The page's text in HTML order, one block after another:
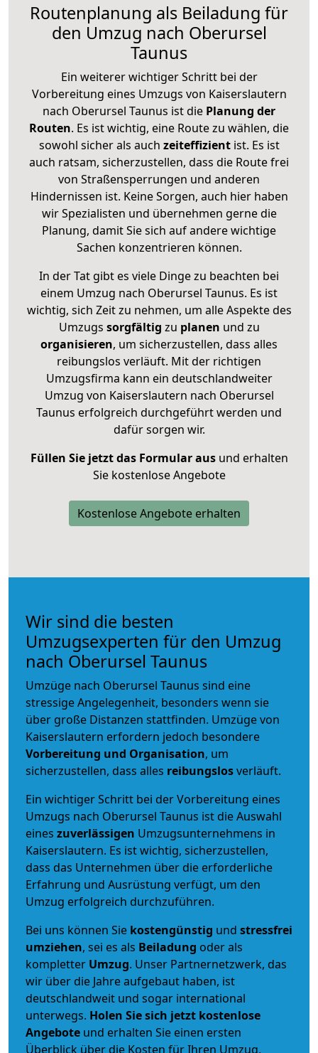
Routenplanung als Beiladung für
den Umzug nach Oberursel
Taunus
Ein weiterer wichtiger Schritt bei der
Vorbereitung eines Umzugs von Kaiserslautern
nach Oberursel Taunus ist die Planung der
Routen. Es ist wichtig, eine Route zu wählen, die
sowohl sicher als auch zeiteffizientist. Es ist
auch ratsam, sicherzustellen, dass die Route frei
von Straßensperrungen und anderen
Hindernissen ist. Keine Sorgen, auch hier haben
wir Spezialisten und übernehmen gerne die
Planung, damit Sie sich auf andere wichtige
Sachen konzentrieren können.
In der Tat gibt es viele Dinge zu beachten bei
einem Umzug nach Oberursel Taunus. Es ist
wichtig, sich Zeit zu nehmen, um alle Aspekte des
Umzugs sorgfältig zu planen und zu
organisieren, um sicherzustellen, dass alles
reibungslos verläuft. Mit der richtigen
Umzugsfirma kann ein deutschlandweiter
Umzug von Kaiserslautern nach Oberursel
Taunus erfolgreich durchgeführt werden und
dafür sorgen wir.
Füllen Sie jetzt das Formular ausund erhalten
Sie kostenlose Angebote
Kostenlose Angebote erhalten
Wir sind die besten
Umzugsexperten für den Umzug
nach Oberursel Taunus
Umzüge nach Oberursel Taunus sind eine
stressige Angelegenheit, besonders wenn sie
über große Distanzen stattfinden. Umzüge von
Kaiserslautern erfordern jedoch besondere
Vorbereitung und Organisation, um
sicherzustellen, dass alles reibungslosverläuft.
Ein wichtiger Schritt bei der Vorbereitung eines
Umzugs nach Oberursel Taunus ist die Auswahl
eines zuverlässigen Umzugsunternehmens in
Kaiserslautern. Es ist wichtig, sicherzustellen,
dass das Unternehmen über die erforderliche
Erfahrung und Ausrüstung verfügt, um den
Umzug erfolgreich durchzuführen.
Bei uns können Sie kostengünstig und stressfrei
umziehen, sei es als Beiladung oder als
kompletter Umzug. Unser Partnernetzwerk, das
wir über die Jahre aufgebaut haben, ist
deutschlandweit und sogar international
unterwegs. Holen Sie sich jetzt kostenlose
Angebote und erhalten Sie einen ersten
Überblick über die Kosten für Ihren Umzug.